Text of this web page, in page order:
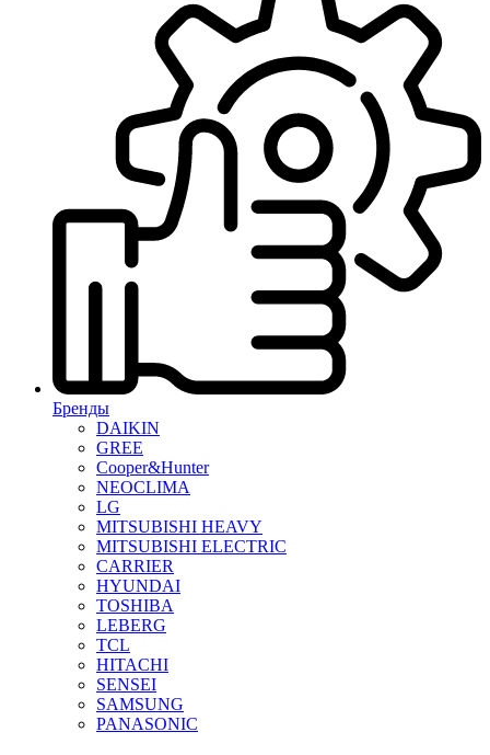
Бренды
DAIKIN
GREE
Cooper&Hunter
NEOCLIMA
LG
MITSUBISHI HEAVY
MITSUBISHI ELECTRIC
CARRIER
HYUNDAI
TOSHIBA
LEBERG
TCL
HITACHI
SENSEI
SAMSUNG
PANASONIC